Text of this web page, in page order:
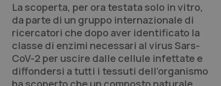
QS Pro
Professionisti Sanitari.AI
Abruzzo
Basilicata
QS Pro Gold
Artrite & artrosi
Newsletter
La scoperta, per ora testata solo in vitro,
da parte di un gruppo internazionale di
ricercatori che dopo aver identificato la
classe di enzimi necessari al virus Sars-
CoV-2 per uscire dalle cellule infettate e
diffondersi a tutti i tessuti dell’organismo